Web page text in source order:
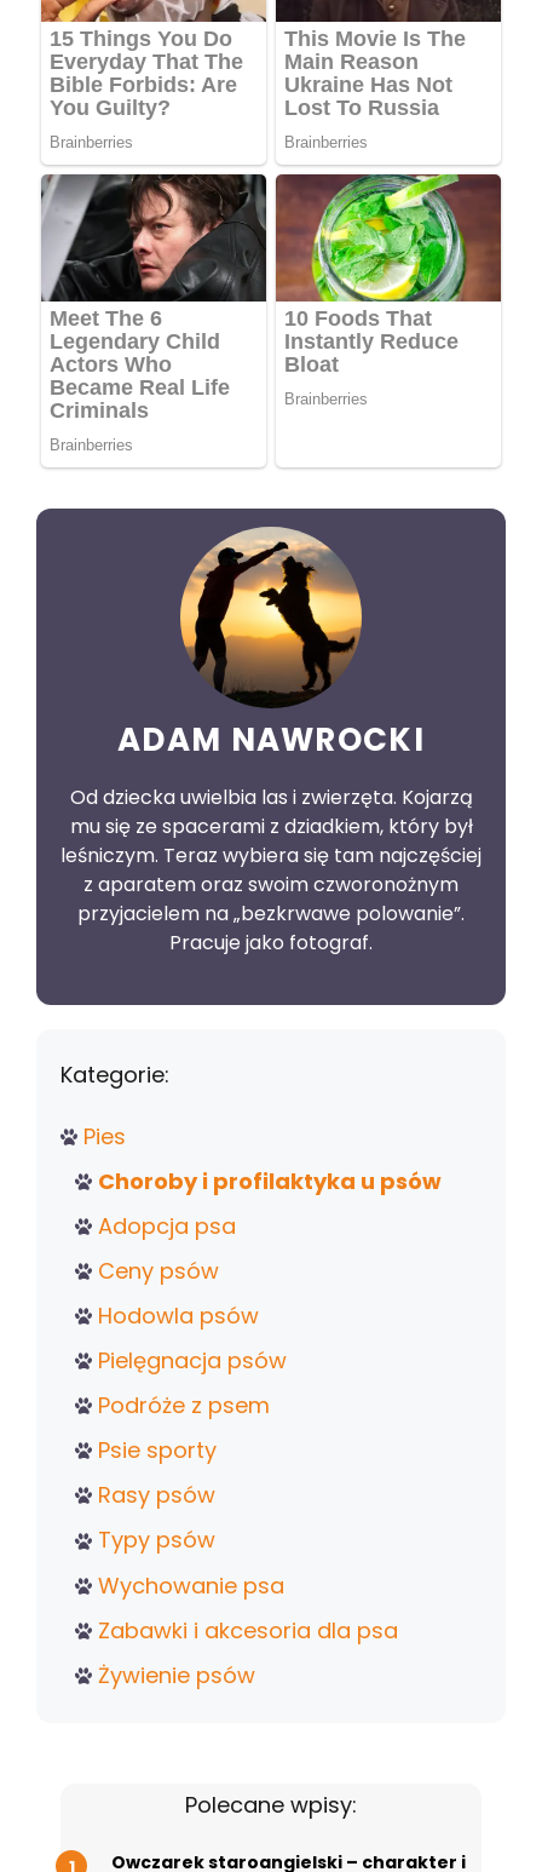
ADAM NAWROCKI
Od dziecka uwielbia las i zwierzęta. Kojarzą
mu się ze spacerami z dziadkiem, który był
leśniczym. Teraz wybiera się tam najczęściej
z aparatem oraz swoim czworonożnym
przyjacielem na „bezkrwawe polowanie”.
Pracuje jako fotograf.
Kategorie:
Pies
Choroby i profilaktyka u psów
Adopcja psa
Ceny psów
Hodowla psów
Pielęgnacja psów
Podróże z psem
Psie sporty
Rasy psów
Typy psów
Wychowanie psa
Zabawki i akcesoria dla psa
Żywienie psów
Polecane wpisy:
Owczarek staroangielski – charakter i